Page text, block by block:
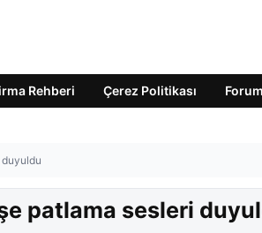
Rehberi Çerez Politikası Forum
patlama sesleri